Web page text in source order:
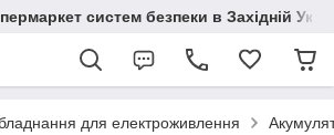
систем безпеки в Західній
для електроживлення